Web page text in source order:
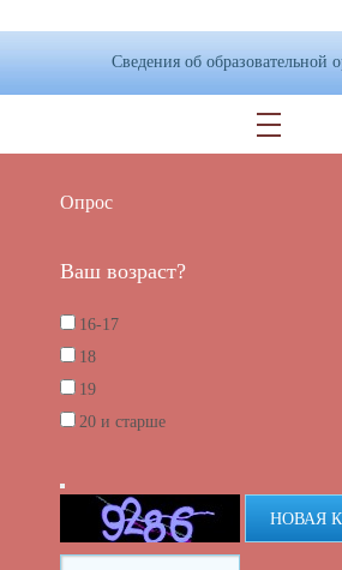
Сведения об образовательной
Опрос
Ваш возраст?
16-17
18
19
20 и старше
НОВАЯ